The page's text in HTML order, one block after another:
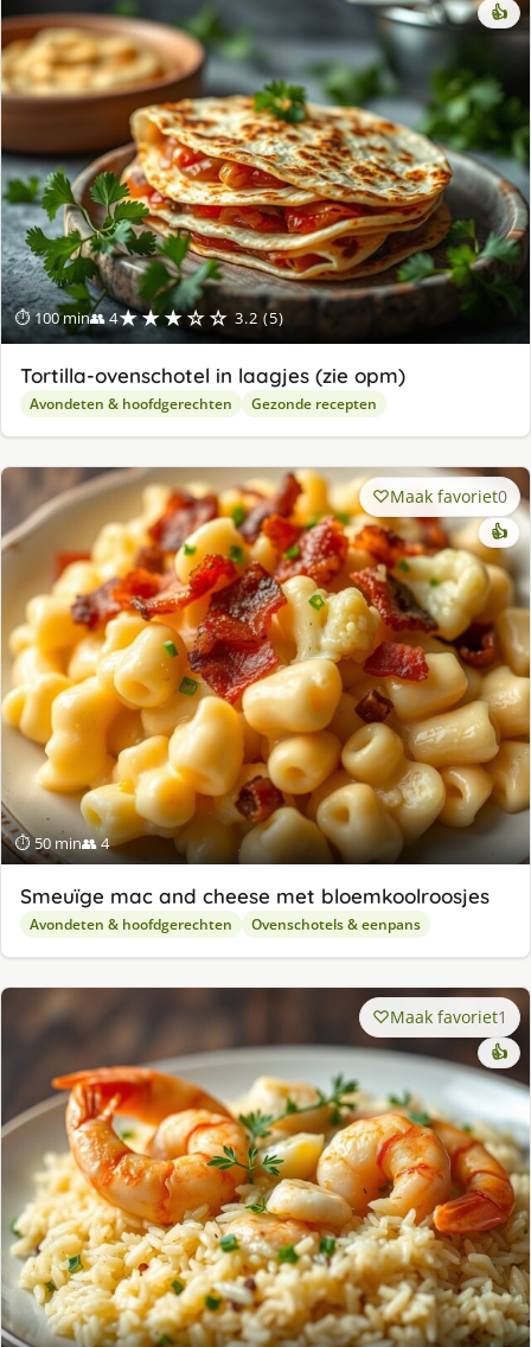
⏱ 100 min👥 4★★★☆☆ 3.2 (5)
👍
Tortilla-ovenschotel in laagjes (zie opm)
Avondeten & hoofdgerechten Gezonde recepten
⏱ 50 min👥 4
Maak favoriet0
👍
Smeuïge mac and cheese met bloemkoolroosjes
Avondeten & hoofdgerechten Ovenschotels & eenpans
Maak favoriet1
👍